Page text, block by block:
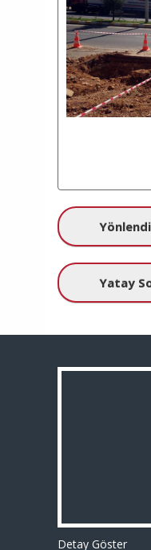
Yatay
Detay Göster